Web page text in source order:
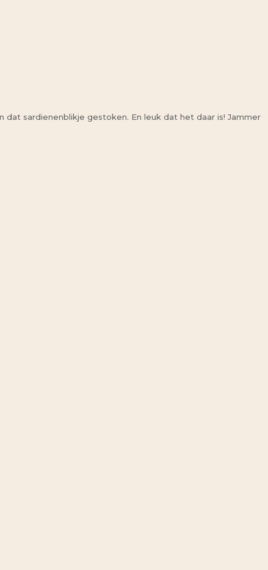
sardienenblikje gestoken. En leuk dat het daar is! Jammer